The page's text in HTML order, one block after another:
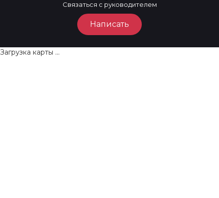
Связаться с руководителем
Написать
Загрузка карты ...